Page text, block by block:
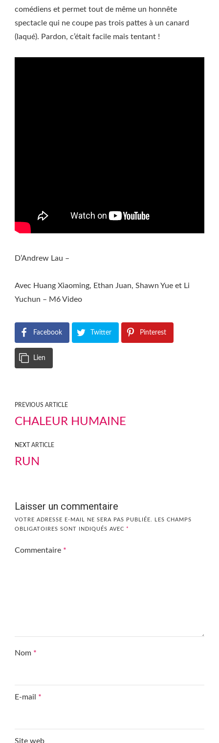
comédiens et permet tout de même un honnête
spectacle qui ne coupe pas trois pattes à un canard
(laqué). Pardon, c’était facile mais tentant !
D’Andrew Lau –
Avec Huang Xiaoming, Ethan Juan, Shawn Yue et Li
Yuchun – M6 Video
Facebook Twitter Pinterest
Lien
PREVIOUS ARTICLE
CHALEUR HUMAINE
NEXT ARTICLE
RUN
Laisser un commentaire
VOTRE ADRESSE E-MAIL NE SERA PAS PUBLIÉE.
LES CHAMPS
OBLIGATOIRES SONT INDIQUÉS AVEC *
Commentaire *
Nom *
E-mail *
Site web